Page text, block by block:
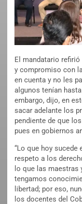
El mandatario
y compromiso con
en cuenta y no les
algunos tenían
embargo, dijo, en
sacar adelante los
pendiente de que
pues en gobiernos
“Lo que hoy sucede
respeto a los
lo que las maestras
tengamos
libertad; por eso,
los docentes del